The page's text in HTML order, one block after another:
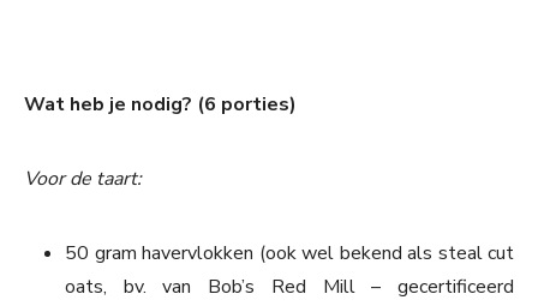
Wat heb je nodig? (6 porties)
Voor de taart:
50 gram havervlokken (ook wel bekend als steal cut
oats, bv. van Bob’s Red Mill – gecertificeerd